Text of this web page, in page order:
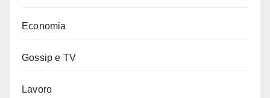
Economia
Gossip e TV
Lavoro